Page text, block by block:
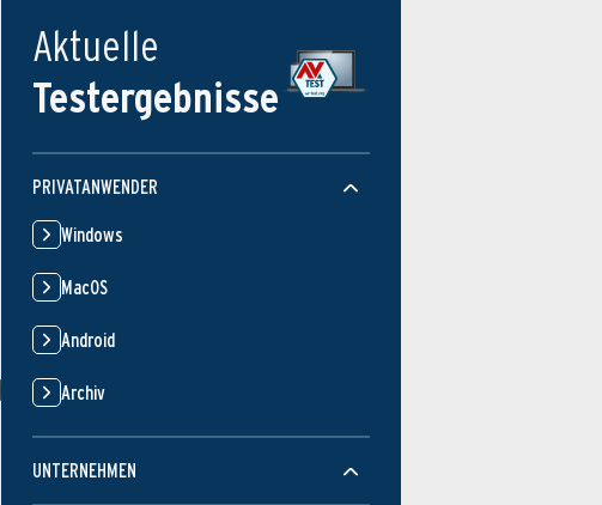
Aktuelle
Testergebnisse
PRIVATANWENDER
Windows
MacOS
Android
Archiv
UNTERNEHMEN